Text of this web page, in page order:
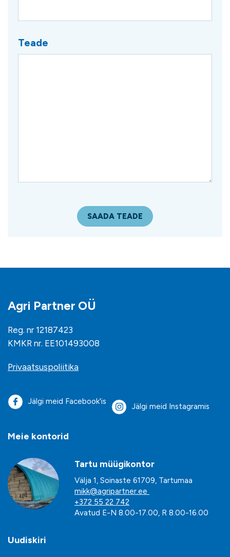
Teade
Agri Partner OÜ
Reg. nr 12187423
KMKR nr. EE101493008
Privaatsuspoliitika
Jälgi meid Facebook'is
Jälgi meid Instagramis
Meie kontorid
Tartu müügikontor
Välja 1, Soinaste 61709, Tartumaa
mikk@agripartner.ee
+372 55 22 742
Avatud E-N 8.00-17.00, R 8.00-16.00
Uudiskiri